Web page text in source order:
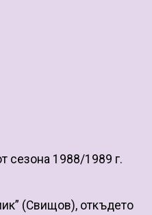
сезона 1988/1989 г.
(Свищов), откъдето